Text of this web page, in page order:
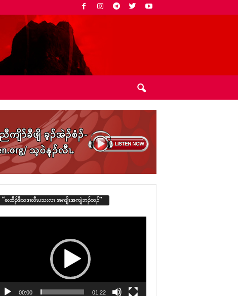
“စးထီၣ်ဒီသဒၢလီၤပသးလၢ အကျိၤအကျဲဘၣ်ဘၣ်”
00:00 01:22